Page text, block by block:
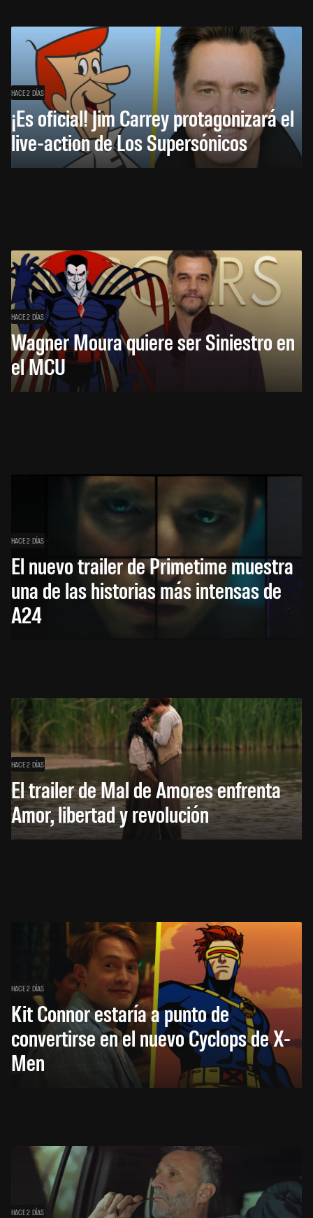
HACE 2 DÍAS
¡Es oficial! Jim Carrey protagonizará el
live-action de Los Supersónicos
HACE 2 DÍAS
Wagner Moura quiere ser Siniestro en
el MCU
HACE 2 DÍAS
El nuevo trailer de Primetime muestra
una de las historias más intensas de
A24
HACE 2 DÍAS
El trailer de Mal de Amores enfrenta
Amor, libertad y revolución
HACE 2 DÍAS
Kit Connor estaría a punto de
convertirse en el nuevo Cyclops de X-
Men
HACE 2 DÍAS